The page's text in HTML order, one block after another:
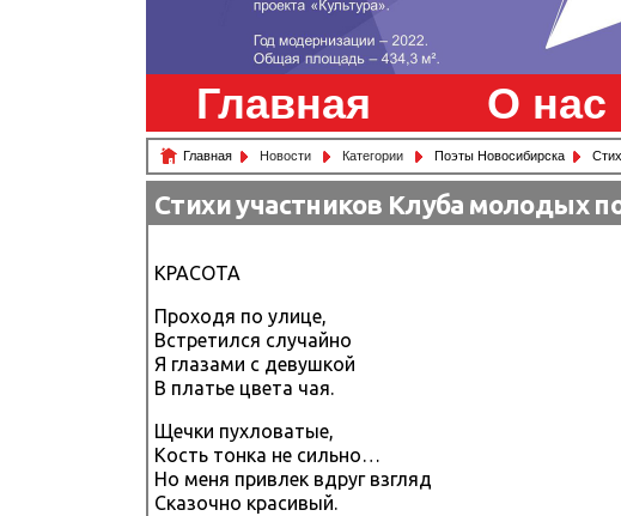
Главная О нас
Главная Новости Категории Поэты Новосибирска
Стихи участников Клуба молодых
КРАСОТА
Проходя по улице,
Встретился случайно
Я глазами с девушкой
В платье цвета чая.
Щечки пухловатые,
Кость тонка не сильно…
Но меня привлек вдруг взгляд
Сказочно красивый.